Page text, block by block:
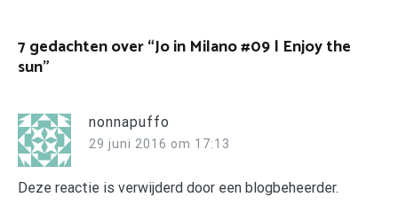
7 gedachten over “Jo in Milano #09 | Enjoy the
sun”
nonnapuffo
29 juni 2016 om 17:13
Deze reactie is verwijderd door een blogbeheerder.